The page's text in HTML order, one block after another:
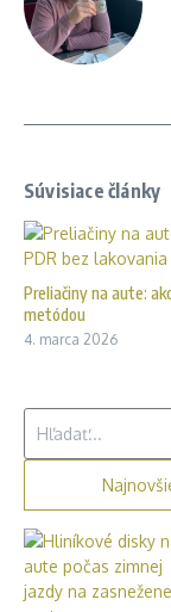
Súvisiace články
Preliačiny na aute:
metódou
4. marca 2026